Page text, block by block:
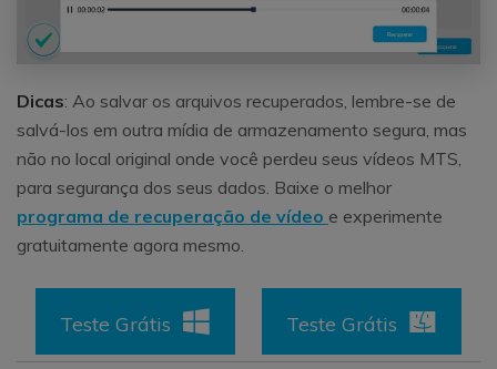
Dicas: Ao salvar os arquivos recuperados, lembre-se de
salvá-los em outra mídia de armazenamento segura, mas
não no local original onde você perdeu seus vídeos MTS,
para segurança dos seus dados. Baixe o melhor
programa de recuperação de vídeo e experimente
gratuitamente agora mesmo.
Teste Grátis Teste Grátis